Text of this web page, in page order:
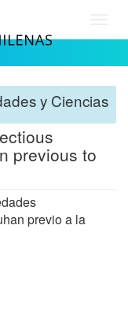
y Ciencias
previous to
previo a la